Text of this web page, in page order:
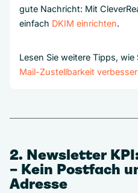
gute Nachricht: Mit
einfach DKIM einrichten.
Lesen Sie weitere Tipps, wie
Mail-Zustellbarkeit
2. Newsletter
– Kein Postfach
Adresse